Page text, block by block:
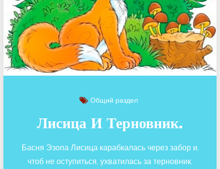
Общий раздел
Лисица И Терновник.
Басня Эзопа Лисица карабкалась через забор и,
чтоб не оступиться, ухватилась за терновник.